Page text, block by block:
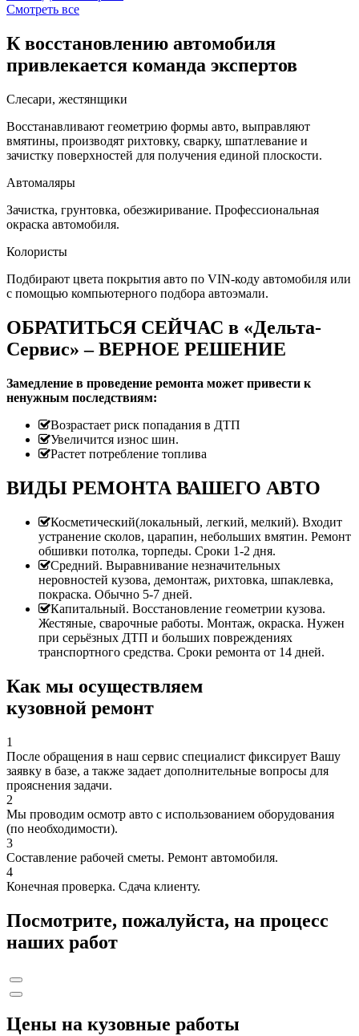
Смотреть все
К восстановлению автомобиля
привлекается команда экспертов
Слесари, жестянщики
Восстанавливают геометрию формы авто, выправляют
вмятины, производят рихтовку, сварку, шпатлевание и
зачистку поверхностей для получения единой плоскости.
Автомаляры
Зачистка, грунтовка, обезжиривание. Профессиональная
окраска автомобиля.
Колористы
Подбирают цвета покрытия авто по VIN-коду автомобиля или
с помощью компьютерного подбора автоэмали.
ОБРАТИТЬСЯ СЕЙЧАС в «Дельта-
Сервис» – ВЕРНОЕ РЕШЕНИЕ
Замедление в проведение ремонта может привести к
ненужным последствиям:
Возрастает риск попадания в ДТП
Увеличится износ шин.
Растет потребление топлива
ВИДЫ РЕМОНТА ВАШЕГО АВТО
Косметический(локальный, легкий, мелкий). Входит
устранение сколов, царапин, небольших вмятин. Ремонт
обшивки потолка, торпеды. Сроки 1-2 дня.
Средний. Выравнивание незначительных
неровностей кузова, демонтаж, рихтовка, шпаклевка,
покраска. Обычно 5-7 дней.
Капитальный. Восстановление геометрии кузова.
Жестяные, сварочные работы. Монтаж, окраска. Нужен
при серьёзных ДТП и больших повреждениях
транспортного средства. Сроки ремонта от 14 дней.
Как мы осуществляем
кузовной ремонт
1
После обращения в наш сервис специалист фиксирует Вашу
заявку в базе, а также задает дополнительные вопросы для
прояснения задачи.
2
Мы проводим осмотр авто с использованием оборудования
(по необходимости).
3
Составление рабочей сметы. Ремонт автомобиля.
4
Конечная проверка. Сдача клиенту.
Посмотрите, пожалуйста, на процесс
наших работ
Цены на кузовные работы